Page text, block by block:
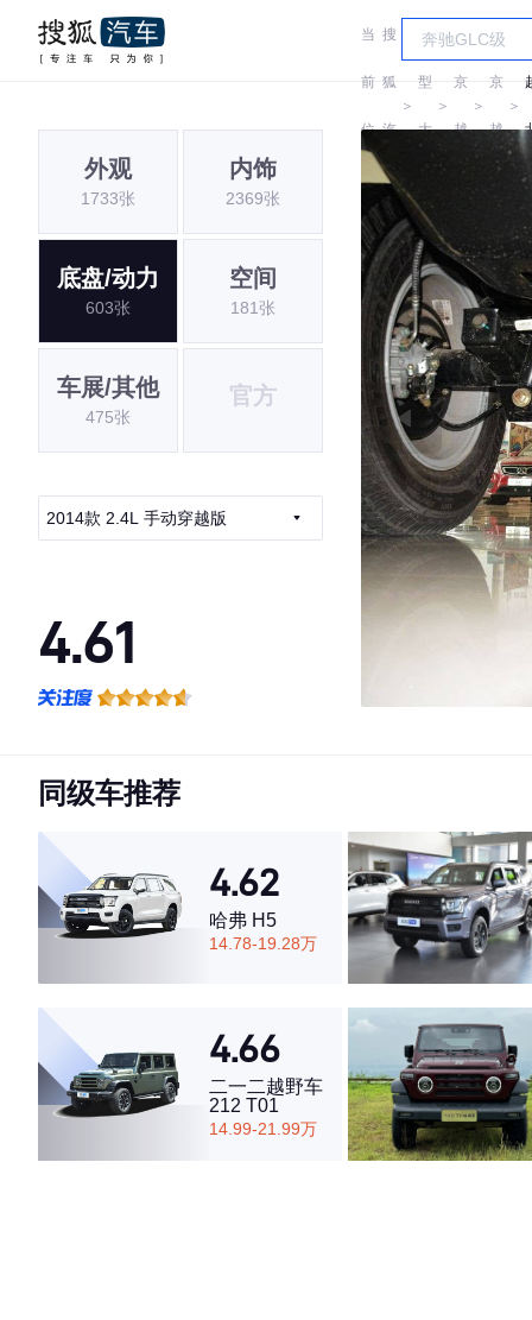
当
前
位
搜
狐
汽
车
＞
车
型
大
＞
北
京
越
＞
北
京
越
＞
外观
1733张
内饰
2369张
底盘/动力
603张
空间
181张
车展/其他
475张
官方
2014款 2.4L 手动穿越版
4.61
·空间表现一般，低于68%同级车
同级车推荐
4.62
哈弗 H5
14.78-19.28万
4.66
二一二越野车
212 T01
14.99-21.99万